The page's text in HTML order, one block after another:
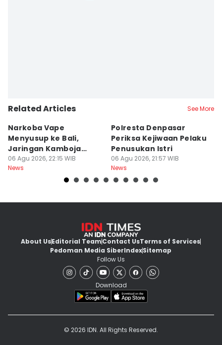
Related Articles See More
Narkoba Vape
Menyusup ke Bali,
Jaringan Kamboja
Terbongkar
06 Agu 2026, 22:15 WIB
News
Polresta Denpasar
Periksa Kejiwaan Pelaku
Penusukan Istri
06 Agu 2026, 21:57 WIB
News
About UsEditorial TeamContact UsTerms of Services
Pedoman Media SiberIndexSitemap
Follow Us
Download
© 2026 IDN. All Rights Reserved.